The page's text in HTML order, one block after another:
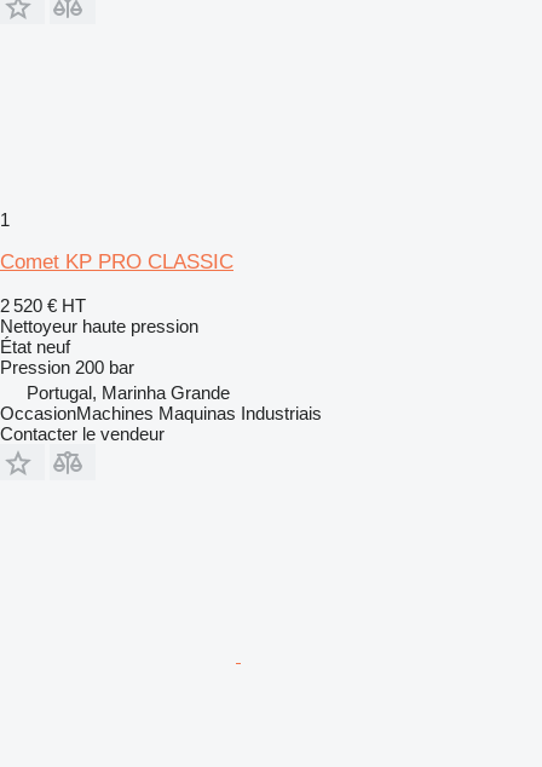
1
Comet KP PRO CLASSIC
2 520 € HT
Nettoyeur haute pression
État neuf
Pression 200 bar
Portugal, Marinha Grande
OccasionMachines Maquinas Industriais
Contacter le vendeur